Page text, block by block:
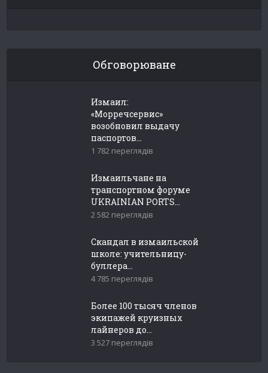
Обговорюване
Измаил:
«Морречсервис»
возобновил выдачу
паспортов...
1 782 переглядів
Измаильчане на
транспортном форуме
UKRAINIAN PORTS...
2 582 переглядів
Скандал в измаильской
школе: учительницу-
буллера...
4 785 переглядів
Более 100 тысяч членов
экипажей круизных
лайнеров до...
3 527 переглядів